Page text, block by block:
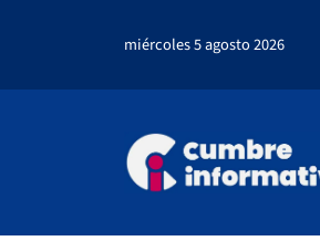
miércoles 5 agosto 2026